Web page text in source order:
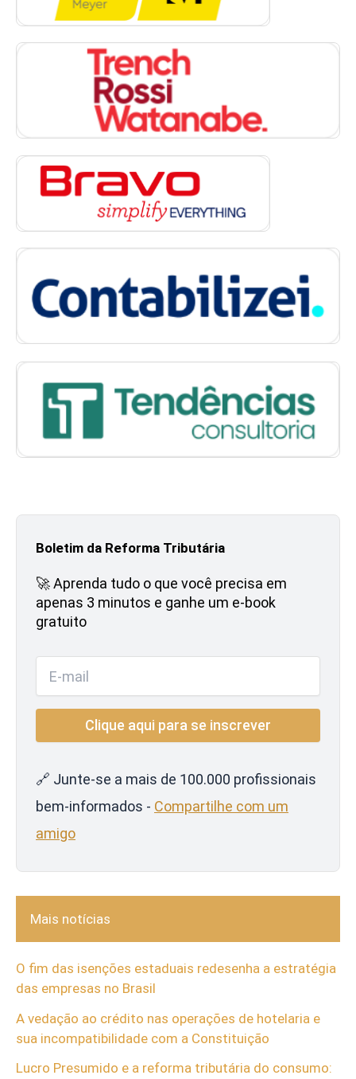
Boletim da Reforma Tributária
🚀 Aprenda tudo o que você precisa em
apenas 3 minutos e ganhe um e-book
gratuito
🔗 Junte-se a mais de 100.000 profissionais
bem-informados - Compartilhe com um
amigo
Mais notícias
O fim das isenções estaduais redesenha a estratégia
das empresas no Brasil
A vedação ao crédito nas operações de hotelaria e
sua incompatibilidade com a Constituição
Lucro Presumido e a reforma tributária do consumo: